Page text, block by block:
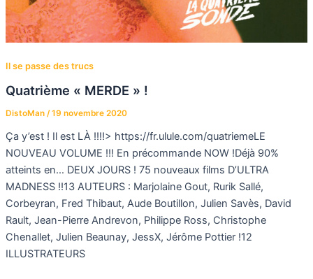
Il se passe des trucs
Quatrième « MERDE » !
DistoMan /19 novembre 2020
Ça y’est ! Il est LÀ !!!!> https://fr.ulule.com/quatriemeLE
NOUVEAU VOLUME !!! En précommande NOW !Déjà 90%
atteints en… DEUX JOURS ! 75 nouveaux films D’ULTRA
MADNESS !!13 AUTEURS : Marjolaine Gout, Rurik Sallé,
Corbeyran, Fred Thibaut, Aude Boutillon, Julien Savès, David
Rault, Jean-Pierre Andrevon, Philippe Ross, Christophe
Chenallet, Julien Beaunay, JessX, Jérôme Pottier !12
ILLUSTRATEURS